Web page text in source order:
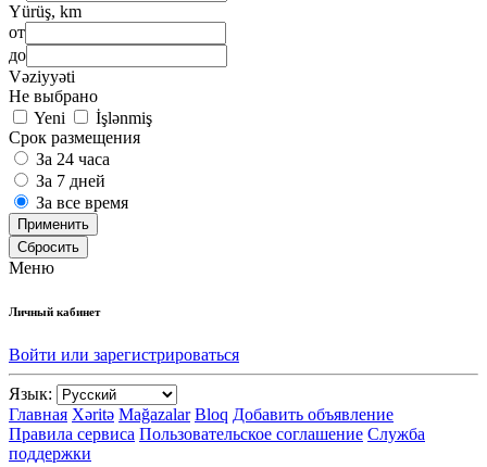
Yürüş, km
от
до
Vəziyyəti
Не выбрано
Yeni
İşlənmiş
Срок размещения
За 24 часа
За 7 дней
За все время
Применить
Сбросить
Меню
Личный кабинет
Войти или зарегистрироваться
Язык:
Главная Xəritə Mağazalar Bloq Добавить объявление
Правила сервиса Пользовательское соглашение Служба
поддержки